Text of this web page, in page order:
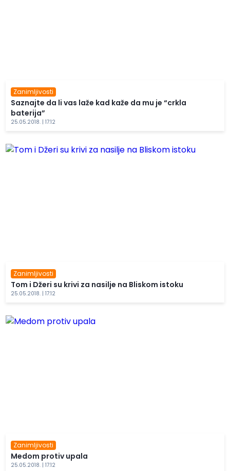
Zanimljivosti
Saznajte da li vas laže kad kaže da mu je “crkla
baterija”
25.05.2018. | 17:12
Zanimljivosti
Tom i Džeri su krivi za nasilje na Bliskom istoku
25.05.2018. | 17:12
Zanimljivosti
Medom protiv upala
25.05.2018. | 17:12